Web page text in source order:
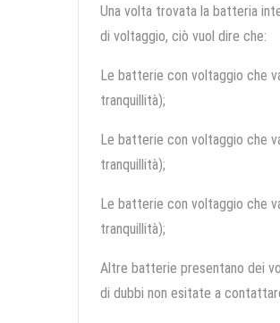
Una volta trovata la batteria
di voltaggio, ciò vuol dire che:
Le batterie con voltaggio che
tranquillità);
Le batterie con voltaggio che
tranquillità);
Le batterie con voltaggio che
tranquillità);
Altre batterie presentano dei
di dubbi non esitate a